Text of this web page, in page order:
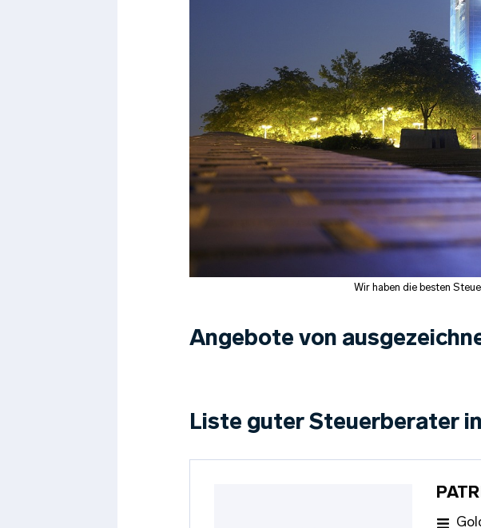
Wir haben die besten
Angebote von
Liste guter Steuerberater